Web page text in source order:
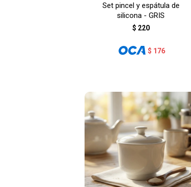
Set pincel y espátula de
silicona - GRIS
$ 220
$ 176